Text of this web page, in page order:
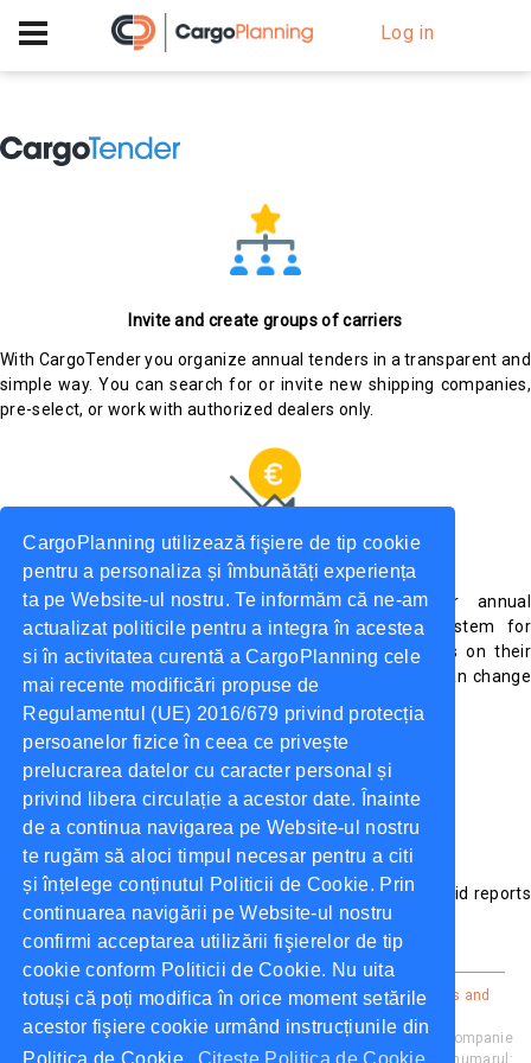
CargoPlanning utilizează fişiere de tip cookie
pentru a personaliza și îmbunătăți experiența
ta pe Website-ul nostru. Te informăm că ne-am
actualizat politicile pentru a integra în acestea
si în activitatea curentă a CargoPlanning cele
mai recente modificări propuse de
Regulamentul (UE) 2016/679 privind protecția
persoanelor fizice în ceea ce privește
prelucrarea datelor cu caracter personal și
privind libera circulație a acestor date. Înainte
de a continua navigarea pe Website-ul nostru
te rugăm să aloci timpul necesar pentru a citi
și înțelege conținutul Politicii de Cookie. Prin
continuarea navigării pe Website-ul nostru
confirmi acceptarea utilizării fişierelor de tip
cookie conform Politicii de Cookie. Nu uita
totuși că poți modifica în orice moment setările
acestor fişiere cookie urmând instrucțiunile din
+40 756 628 230 Log in
Invite and create groups of carriers
With CargoTender you organize annual tenders in a transparent and
simple way. You can search for or invite new shipping companies,
pre-select, or work with authorized dealers only.
Reduce shipping budgets by up to 15%
The platform's algorithm helps you reduce your annual
transportation costs by up to 15%. The bidding system for
submitting bids provides real-time feedback to carriers on their
position in the ranking after bidding for a route. They can change
their offer and you will benefit from lower prices.
Integrates and communicates with ERP systems
You can submit data to or from SAP / ERP and extract bid reports
for an overview and detailed analysis of your bids.
Cargo Planning ©2026All rights reserved.Privacy policy.Terms and
.
Cargo Planning este proprietate a NIMA SOFTWARE SRL, companie
înregistrată ca operator de date cu caracter personal sub numarul: